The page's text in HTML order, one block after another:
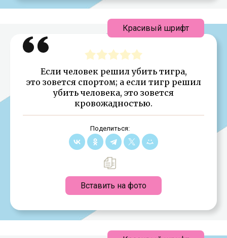
Если человек решил убить тигра,
это зовется спортом; а если тигр решил
убить человека, это зовется
кровожадностью.
Поделиться:
Вставить на фото
Красивый шрифт